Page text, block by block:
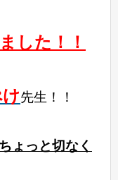
した！！
先生！！
ょっと切なく